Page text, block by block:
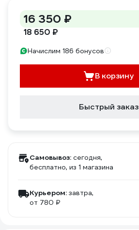
16 350 ₽
18 650 ₽
Начислим 186 бонусов
В корзину
Быстрый заказ
Самовывоз: сегодня,
бесплатно, из 1 магазина
Курьером: завтра,
от 780 ₽